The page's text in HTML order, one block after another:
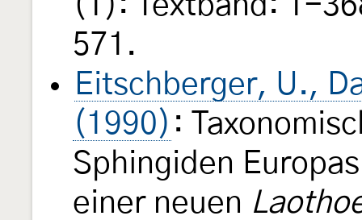
571.
Eitschberger, U.,
(1990) :
Sphingiden
einer neuen